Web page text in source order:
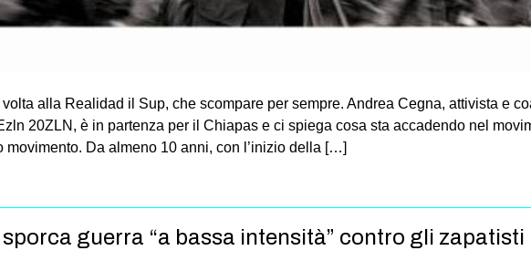
volta alla Realidad il Sup, che scompare per sempre. Andrea Cegna, attivista e
20ZLN, è in partenza per il Chiapas e ci spiega cosa sta accadendo nel
movimento. Da almeno 10 anni, con l’inizio della […]
guerra “a bassa intensità” contro gli zapatisti